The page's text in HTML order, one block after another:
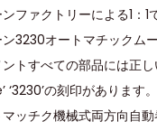
ンファクトリーによる1：
3230オートマチックム
トすべての部品には正
‘3230’の刻印があります
ッチク機械式両方向自動